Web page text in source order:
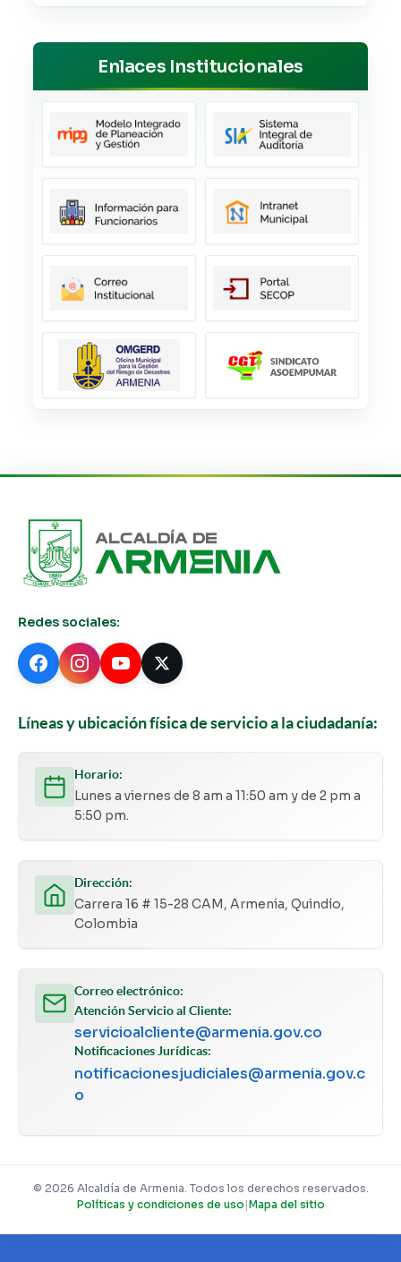
Enlaces Institucionales
Redes sociales:
Líneas y ubicación física de servicio a la ciudadanía:
Horario:
Lunes a viernes de 8 am a 11:50 am y de 2 pm a
5:50 pm.
Dirección:
Carrera 16 # 15-28 CAM, Armenia, Quindío,
Colombia
Correo electrónico:
Atención Servicio al Cliente:
servicioalcliente@armenia.gov.co
Notificaciones Jurídicas:
notificacionesjudiciales@armenia.gov.c
o
© 2026 Alcaldía de Armenia. Todos los derechos reservados.
Políticas y condiciones de uso |Mapa del sitio